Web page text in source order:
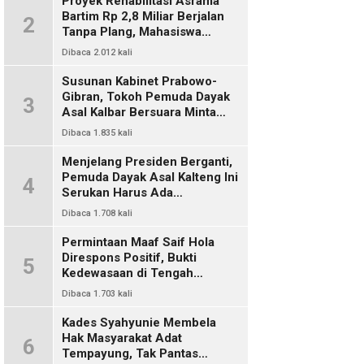
2
Bartim Rp 2,8 Miliar Berjalan
Tanpa Plang, Mahasiswa
Pertanyakan Transparansi
Dibaca 2.012 kali
3
Susunan Kabinet Prabowo-
Gibran, Tokoh Pemuda Dayak
Asal Kalbar Bersuara Minta
Harus Ada Representasi Dari
Dibaca 1.835 kali
4
Menjelang Presiden Berganti,
Pemuda Dayak Asal Kalteng Ini
Serukan Harus Ada
Keterwakilan Bangsa Dayak
Dibaca 1.708 kali
5
Permintaan Maaf Saif Hola
Direspons Positif, Bukti
Kedewasaan di Tengah
Polemik Konten
Dibaca 1.703 kali
6
Kades Syahyunie Membela
Hak Masyarakat Adat
Tempayung, Tak Pantas